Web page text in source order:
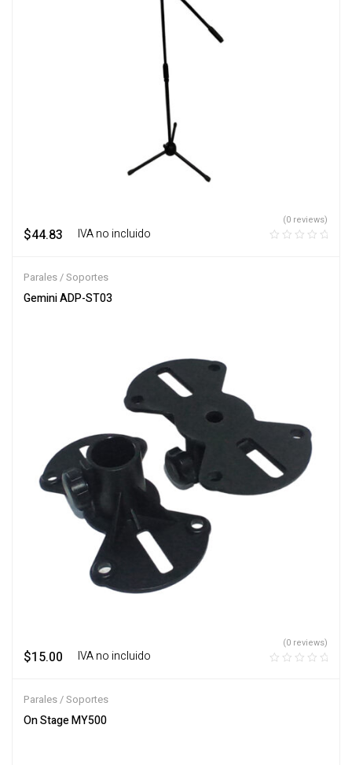
$44.83 ‎ ‎ ‎ IVA no incluido
(0 reviews)
Parales / Soportes
Gemini ADP-ST03
$15.00 ‎ ‎ ‎ IVA no incluido
(0 reviews)
Parales / Soportes
On Stage MY500